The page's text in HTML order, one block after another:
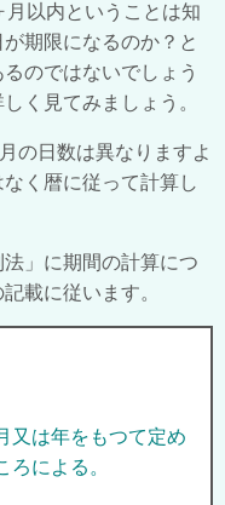
月以内ということは知
期限になるのか？と
のではないでしょう
く見てみましょう。
の日数は異なりますよ
く暦に従って計算し
」に期間の計算につ
載に従います。
又は年をもつて定め
ろによる。